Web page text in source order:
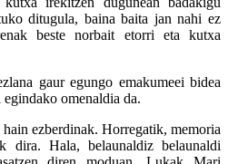
ditugula, baina baita jan nahi ez
beste norbait etorri eta kutxa
gaur egungo emakumeei bidea
omenaldia da.
hain ezberdinak. Horregatik, memoria
dira. Hala, belaunaldiz belaunaldi